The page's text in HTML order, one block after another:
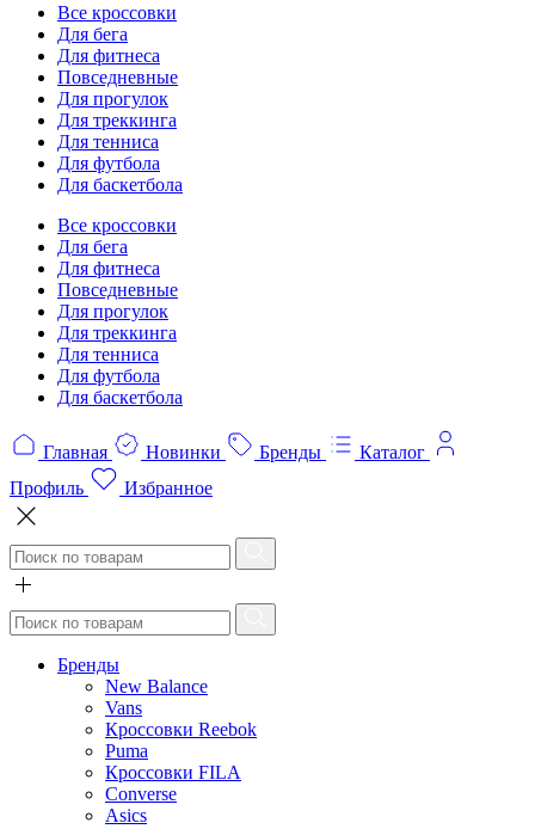
Все кроссовки
Для бега
Для фитнеса
Повседневные
Для прогулок
Для треккинга
Для тенниса
Для футбола
Для баскетбола
Все кроссовки
Для бега
Для фитнеса
Повседневные
Для прогулок
Для треккинга
Для тенниса
Для футбола
Для баскетбола
Главная Новинки Бренды
Каталог
Профиль
Избранное
Бренды
New Balance
Vans
Кроссовки Reebok
Puma
Кроссовки FILA
Converse
Asics